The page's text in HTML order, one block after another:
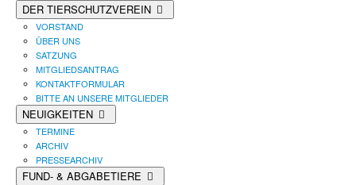
DER TIERSCHUTZVEREIN
VORSTAND
ÜBER UNS
SATZUNG
MITGLIEDSANTRAG
KONTAKTFORMULAR
BITTE AN UNSERE MITGLIEDER
NEUIGKEITEN
TERMINE
ARCHIV
PRESSEARCHIV
FUND- & ABGABETIERE